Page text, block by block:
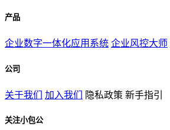
产品
企业数字一体化应用系统 企业风控大师
公司
关于我们 加入我们 隐私政策 新手指引
关注小包公